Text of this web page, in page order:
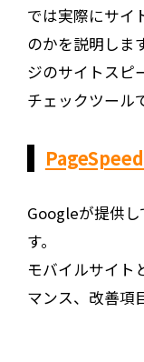
では実際にサイ
のかを説明しま
ジのサイトスピ
チェックツール
Googleが提供
す。
モバイルサイト
マンス、改善項